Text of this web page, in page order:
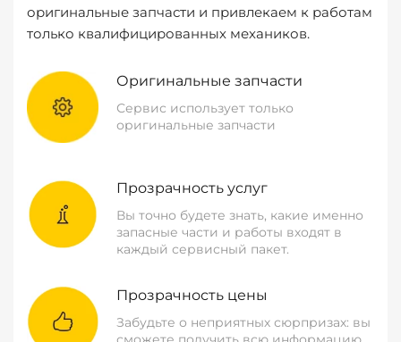
оригинальные запчасти и привлекаем к работам
только квалифицированных механиков.
Оригинальные запчасти
Сервис использует только
оригинальные запчасти
Прозрачность услуг
Вы точно будете знать, какие именно
запасные части и работы входят в
каждый сервисный пакет.
Прозрачность цены
Забудьте о неприятных сюрпризах: вы